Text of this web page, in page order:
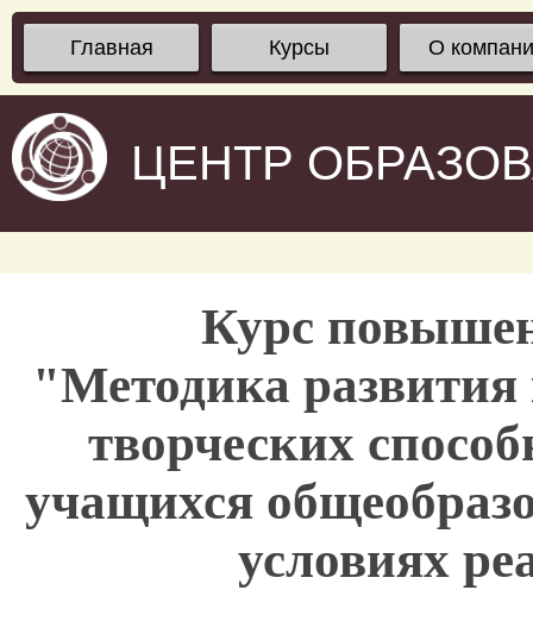
Главная Курсы О
ЦЕНТР
Курс
"Методика
творческих
учащихся
условиях